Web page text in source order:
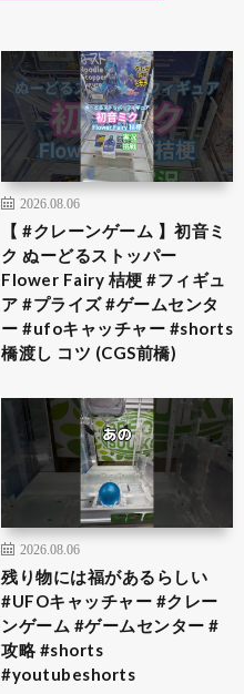
2026.08.06
【 #クレーンゲーム 】初音ミ
ク ぬーどるストッパー
Flower Fairy 桔梗 #フィギュ
ア #プライズ #ゲームセンタ
ー #ufoキャッチャー #shorts
橋渡し コツ (CGS前橋)
2026.08.06
残り物には福があるらしい
#UFOキャッチャー #クレー
ンゲーム #ゲームセンター #
攻略 #shorts
#youtubeshorts